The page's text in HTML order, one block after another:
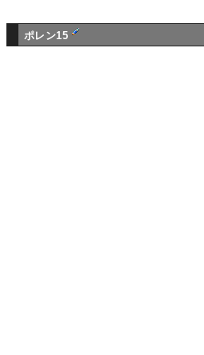
ポレン15